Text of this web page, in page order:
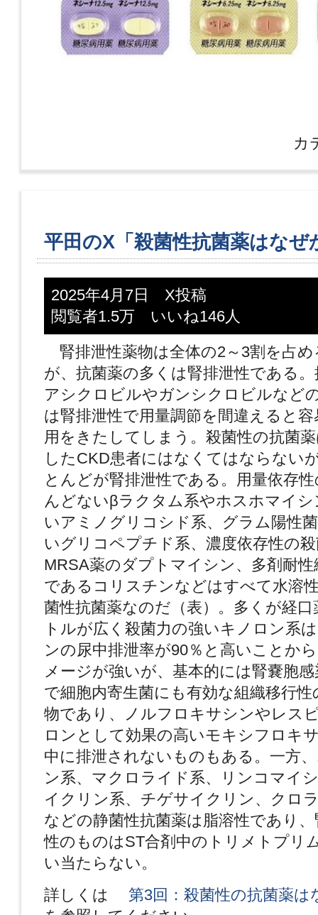
カ
平田のX「殺菌性抗菌薬はなぜ
2025年4月7日 X投稿
閲覧者1.5万 いいね146人
腎排泄性薬物は全体の2～3割を占
が、抗菌薬の多くは腎排泄性である
アシクロビルやガンシクロビルなど
は腎排泄性で用量調節を間違えると
用をきたしてしまう。殺菌性の抗菌
したCKD患者にはなくてはならない
とんどが腎排泄性である。用量依存
んどないβラクタム系やホスホマイシ
いアミノグリコシド系、グラム陽性
いグリコペプチド系、濃度依存性の
MRSA薬のダプトマイシン、多剤耐
であるコリスチンなどはすべて水溶
菌性抗菌薬なのだ（表）。多くが経
トルが広く殺菌力の強いキノロン系
ンの尿中排泄率が90％と高いことか
メージが強いが、基本的には腎嚢胞
で細胞内寄生菌にも有効な組織移行
物であり、ノルフロキサシンやレス
ロンとして効果の高いモキシフロキ
中に排泄されないものもある。一方
ン系、マクロライド系、リンコマイ
イクリン系、チゲサイクリン、クロ
などの静菌性抗菌薬は脂溶性であり
性のものはST合剤中のトリメトプリ
い当たらない。
詳しくは 第3回：殺菌性の抗菌薬は